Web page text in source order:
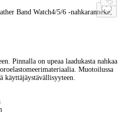
Band Watch4/5/6 -nahkaranneke,
Pinnalla on upeaa laadukasta nahkaa
Muotoilussa
käyttäjäystävällisyyteen.